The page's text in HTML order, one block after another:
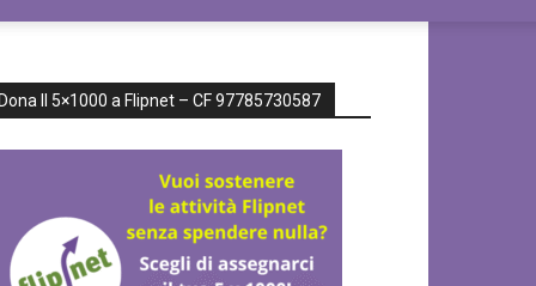
Dona Il 5×1000 a Flipnet – CF 97785730587